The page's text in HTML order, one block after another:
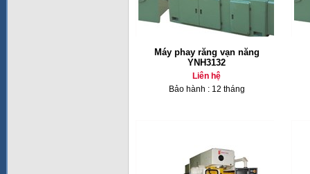
Máy phay răng vạn năng
YNH3132
Liên hệ
Bảo hành : 12 tháng